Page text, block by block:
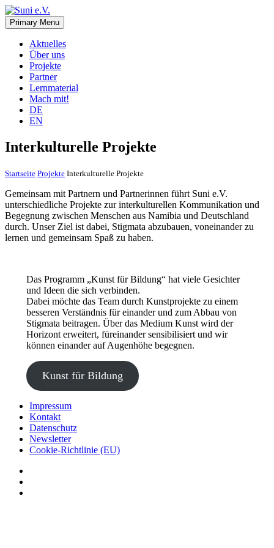
Skip
to
content
Suni e.V.
Deutsch-Namibischer Verein, zur Umsetzung der UN-
Nachhaltigkeitsziele
Primary Menu
Aktuelles
Über uns
Projekte
Partner
Lernmaterial
Mach mit!
DE
EN
Interkulturelle Projekte
Startseite Projekte Interkulturelle Projekte
Gemeinsam mit Partnern und Partnerinnen führt Suni e.V.
unterschiedliche Projekte zur interkulturellen Kommunikation und
Begegnung zwischen Menschen aus Namibia und Deutschland
durch. Unser Ziel ist dabei, Stigmata abzubauen, voneinander zu
lernen und gemeinsam Spaß zu haben.
Das Programm „Kunst für Bildung“ hat viele Gesichter
und Ideen die sich verbinden.
Dabei möchte das Team durch Kunstprojekte zu einem
besseren Verständnis für einander und zum Abbau von
Stigmata beitragen. Über das Medium Kunst wird der
Horizont erweitert, füreinander sensibilisiert und wir
können einander auf Augenhöhe begegnen.
Kunst für Bildung
Impressum
Kontakt
Datenschutz
Newsletter
Cookie-Richtlinie (EU)